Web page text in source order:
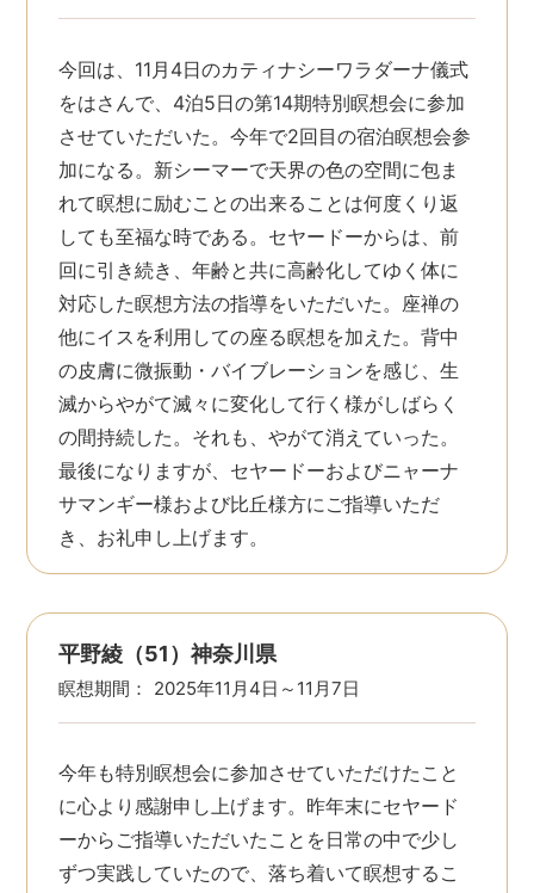
今回は、11月4日のカティナシーワラダーナ儀式
をはさんで、4泊5日の第14期特別瞑想会に参加
させていただいた。今年で2回目の宿泊瞑想会参
加になる。新シーマーで天界の色の空間に包ま
れて瞑想に励むことの出来ることは何度くり返
しても至福な時である。セヤードーからは、前
回に引き続き、年齢と共に高齢化してゆく体に
対応した瞑想方法の指導をいただいた。座禅の
他にイスを利用しての座る瞑想を加えた。背中
の皮膚に微振動・バイブレーションを感じ、生
滅からやがて滅々に変化して行く様がしばらく
の間持続した。それも、やがて消えていった。
最後になりますが、セヤードーおよびニャーナ
サマンギー様および比丘様方にご指導いただ
き、お礼申し上げます。
平野綾（51）神奈川県
瞑想期間： 2025年11月4日～11月7日
今年も特別瞑想会に参加させていただけたこと
に心より感謝申し上げます。昨年末にセヤード
ーからご指導いただいたことを日常の中で少し
ずつ実践していたので、落ち着いて瞑想するこ